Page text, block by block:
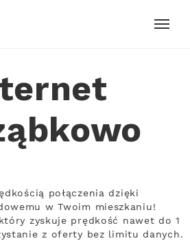
połączenia dzięki
w Twoim mieszkaniu!
zyskuje prędkość nawet do 1
z oferty bez limitu danych.